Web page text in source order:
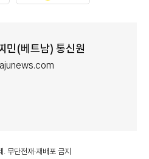
민(베트남) 통신원
무단전재·재배포 금지